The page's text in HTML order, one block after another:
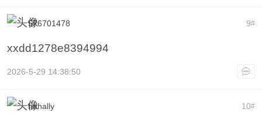
9#
576701478
xxdd1278e8394994
2026-5-29 14:38:50
10#
hahally